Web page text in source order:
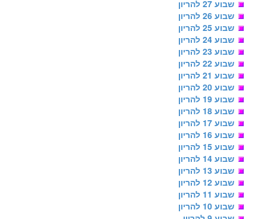
שבוע 27 להריון
שבוע 26 להריון
שבוע 25 להריון
שבוע 24 להריון
שבוע 23 להריון
שבוע 22 להריון
שבוע 21 להריון
שבוע 20 להריון
שבוע 19 להריון
שבוע 18 להריון
שבוע 17 להריון
שבוע 16 להריון
שבוע 15 להריון
שבוע 14 להריון
שבוע 13 להריון
שבוע 12 להריון
שבוע 11 להריון
שבוע 10 להריון